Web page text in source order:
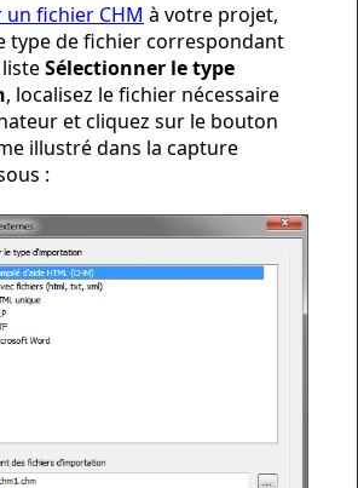
fichier CHM à votre projet,
type de fichier correspondant
Sélectionner le type
, localisez le fichier nécessaire
et cliquez sur le bouton
illustré dans la capture
: